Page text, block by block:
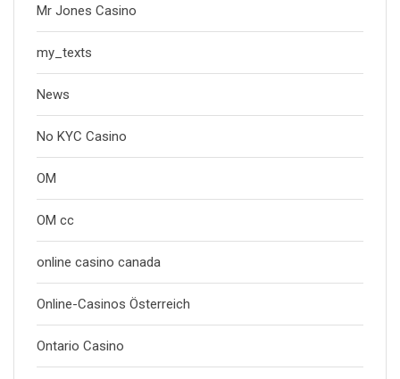
Mr Jones Casino
my_texts
News
No KYC Casino
OM
OM cc
online casino canada
Online-Casinos Österreich
Ontario Casino